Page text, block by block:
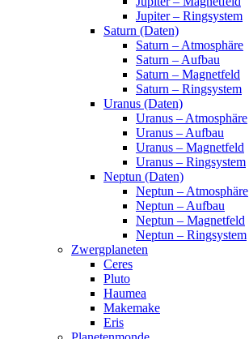
Jupiter – Ringsystem
Saturn (Daten)
Saturn – Atmosphäre
Saturn – Aufbau
Saturn – Magnetfeld
Saturn – Ringsystem
Uranus (Daten)
Uranus – Atmosphäre
Uranus – Aufbau
Uranus – Magnetfeld
Uranus – Ringsystem
Neptun (Daten)
Neptun – Atmosphäre
Neptun – Aufbau
Neptun – Magnetfeld
Neptun – Ringsystem
Zwergplaneten
Ceres
Pluto
Haumea
Makemake
Eris